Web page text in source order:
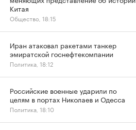
Китая
Общество, 18:15
Иран атаковал ракетами танкер
эмиратской госнефтекомпании
Политика, 18:12
Российские военные ударили по
целям в портах Николаев и Одесса
Политика, 18:10